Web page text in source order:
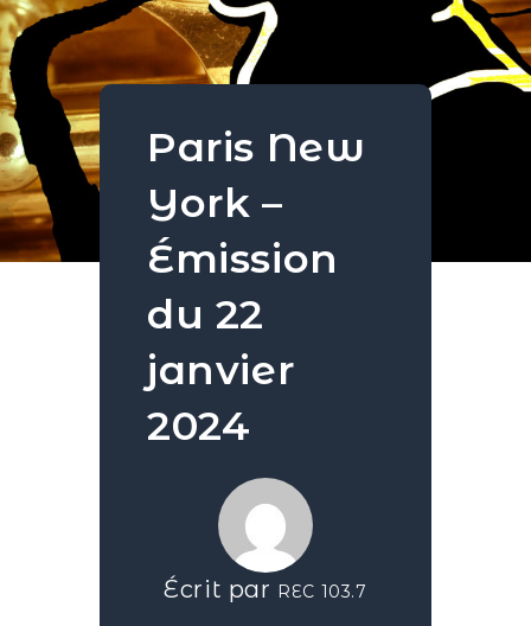
Paris New
York –
Émission
du 22
janvier
2024
Écrit par REC 103.7